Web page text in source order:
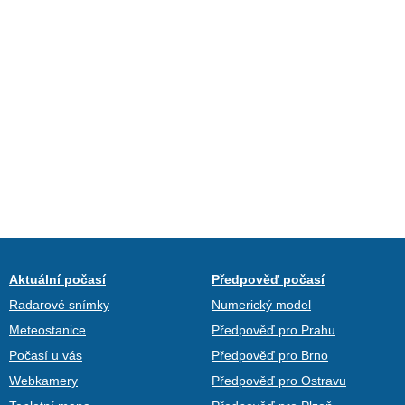
Aktuální počasí
Radarové snímky
Meteostanice
Počasí u vás
Webkamery
Předpověď počasí
Numerický model
Předpověď pro Prahu
Předpověď pro Brno
Předpověď pro Ostravu